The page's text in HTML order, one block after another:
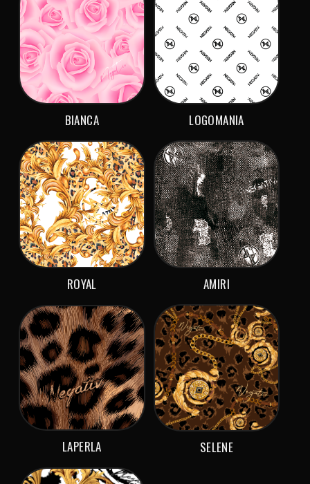
BIANCA LOGOMANIA
ROYAL AMIRI
LAPERLA SELENE